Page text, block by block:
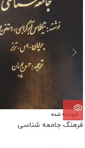
فروخته شده
فرهنگ جامعه شناسی